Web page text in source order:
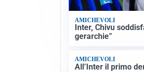
AMICHEVOLI
Inter, Chivu
gerarchie”
AMICHEVOLI
All’Inter il primo